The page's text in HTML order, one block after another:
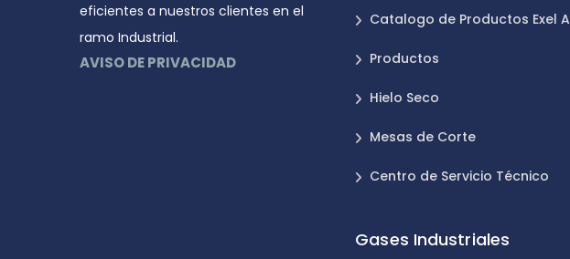
eficientes a nuestros clientes en el
ramo Industrial.
AVISO DE PRIVACIDAD
Catalogo de Productos Exel
Productos
Hielo Seco
Mesas de Corte
Centro de Servicio Técnico
Gases Industriales